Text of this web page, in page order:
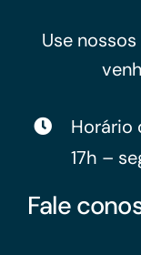
Use
Horário
17h –
Fale